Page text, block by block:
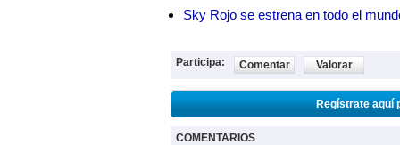
Sky Rojo se estrena en todo el
Participa: Comentar Valorar
Regístrate aquí
COMENTARIOS